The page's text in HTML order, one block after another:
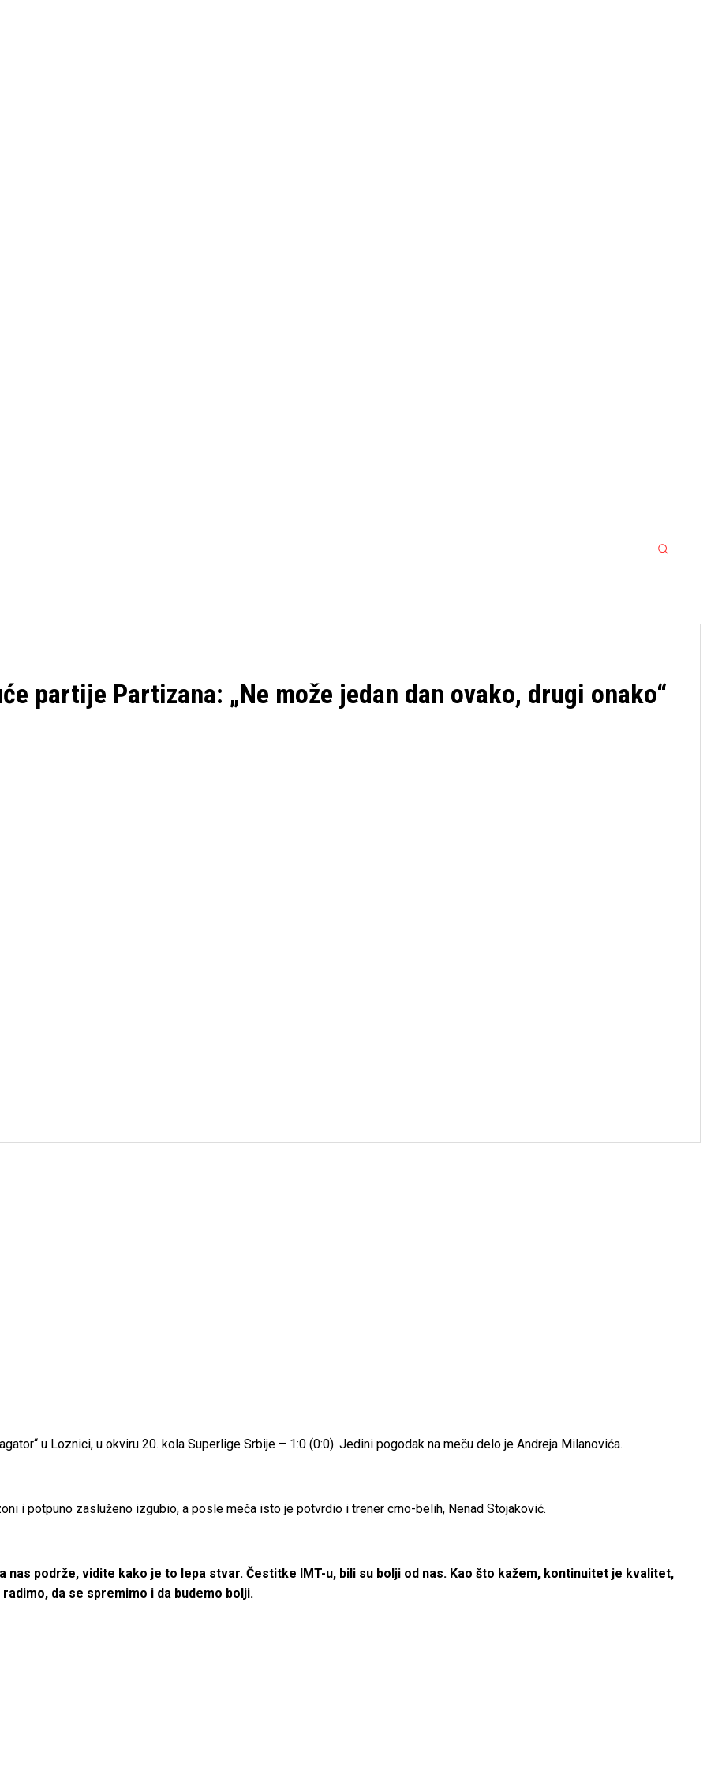
partije Partizana: „Ne može jedan dan ovako, drugi onako“
u Loznici, u okviru 20. kola Superlige Srbije – 1:0 (0:0). Jedini pogodak na meču delo je Andreja Milanovića.
i potpuno zasluženo izgubio, a posle meča isto je potvrdio i trener crno-belih, Nenad Stojaković.
nas podrže, vidite kako je to lepa stvar. Čestitke IMT-u, bili su bolji od nas. Kao što kažem, kontinuitet je kvalitet,
da se spremimo i da budemo bolji.